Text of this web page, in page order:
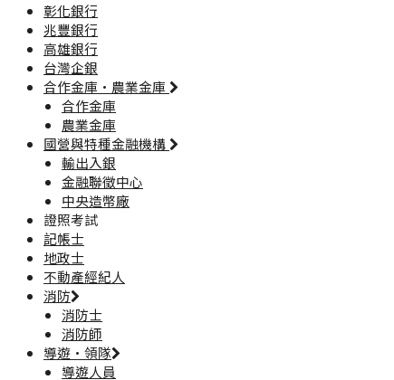
彰化銀行
兆豐銀行
高雄銀行
台灣企銀
合作金庫·農業金庫
合作金庫
農業金庫
國營與特種金融機構
輸出入銀
金融聯徵中心
中央造幣廠
證照考試
記帳士
地政士
不動產經紀人
消防
消防士
消防師
導遊·領隊
導遊人員